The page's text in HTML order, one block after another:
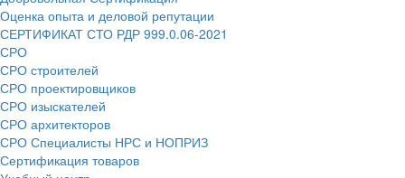
Оценка опыта и деловой репутации
СЕРТИФИКАТ СТО РДР 999.0.06-2021
СРО
СРО строителей
СРО проектировщиков
СРО изыскателей
СРО архитекторов
СРО Специалисты НРС и НОПРИЗ
Сертификация товаров